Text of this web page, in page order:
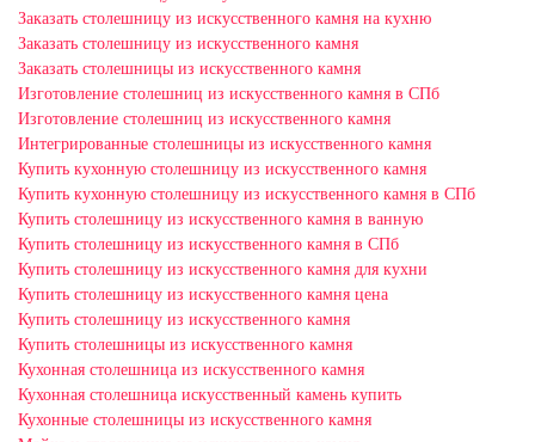
Заказать столешницу из искусственного камня на кухню
Заказать столешницу из искусственного камня
Заказать столешницы из искусственного камня
Изготовление столешниц из искусственного камня в СПб
Изготовление столешниц из искусственного камня
Интегрированные столешницы из искусственного камня
Купить кухонную столешницу из искусственного камня
Купить кухонную столешницу из искусственного камня в СПб
Купить столешницу из искусственного камня в ванную
Купить столешницу из искусственного камня в СПб
Купить столешницу из искусственного камня для кухни
Купить столешницу из искусственного камня цена
Купить столешницу из искусственного камня
Купить столешницы из искусственного камня
Кухонная столешница из искусственного камня
Кухонная столешница искусственный камень купить
Кухонные столешницы из искусственного камня